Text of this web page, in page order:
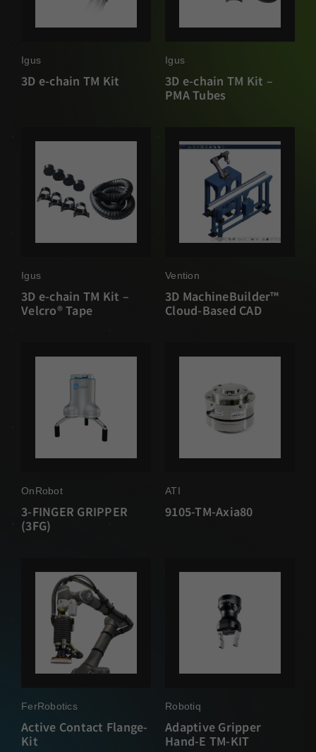
Igus
3D e-chain TM Kit
Igus
3D e-chain TM Kit –
PMA Tubes
Igus
3D e-chain TM Kit –
Velcro® Tape
Vention
3D MachineBuilder™
Cloud-Based CAD
OnRobot
3-FINGER GRIPPER
(3FG)
ATI
9105-TM-Axia80
FerRobotics
Active Contact Flange-
Kit
Robotiq
Adaptive Gripper
Hand-E TM-KIT